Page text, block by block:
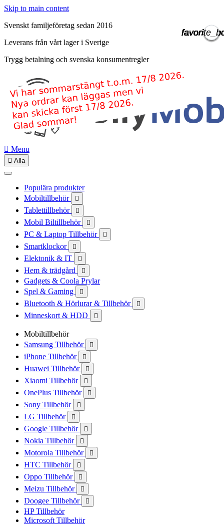
Skip to main content
Svenskt familjeföretag sedan 2016
Leverans från vårt lager i Sverige
Trygg betalning och svenska konsumentregler
 Menu
 Alla
Populära produkter
Mobiltillbehör

Tablettillbehör 
Mobil Biltillbehör 
PC & Laptop Tillbehör 
Smartklockor 
Elektonik & IT 
Hem & trädgård 
Gadgets & Coola Prylar
Spel & Gaming

Bluetooth & Hörlurar & Tillbehör 
Minneskort & HDD 
Mobiltillbehör
Samsung Tillbehör

iPhone Tillbehör 
Huawei Tillbehör 
Xiaomi Tillbehör 
OnePlus Tillbehör 
Sony Tillbehör 
LG Tillbehör 
Google Tillbehör 
Nokia Tillbehör 
Motorola Tillbehör 
HTC Tillbehör 
Oppo Tillbehör 
Meizu Tillbehör 
Doogee Tillbehör 
HP Tillbehör
Microsoft Tillbehör